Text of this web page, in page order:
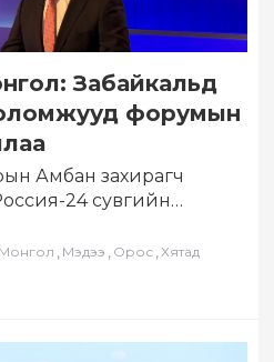
Забайкальд
форумын
Амбан захирагч
24 сувгийн
эдийн засгийн Шинэ…
Монгол , Мэдээ , Орос , Хятад